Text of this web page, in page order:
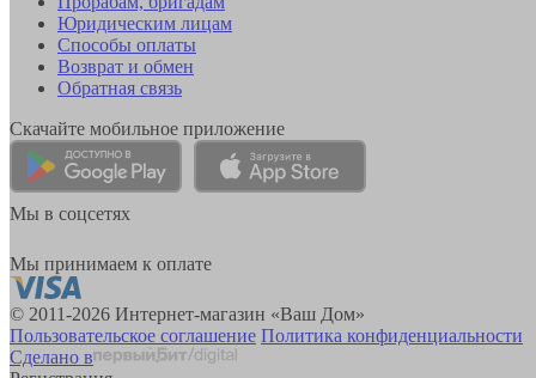
Юридическим лицам
Способы оплаты
Возврат и обмен
Обратная связь
Скачайте мобильное приложение
Мы в соцсетях
Мы принимаем к оплате
© 2011-2026 Интернет-магазин «Ваш Дом»
Пользовательское соглашение Политика конфиденциальности
Сделано в